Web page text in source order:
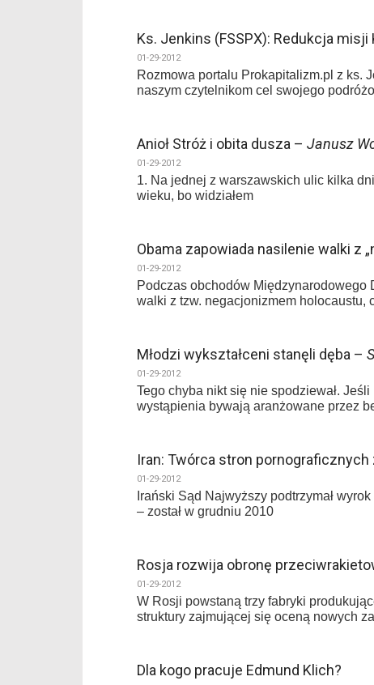
Ks. Jenkins (FSSPX): Redukcja
01-29-2012
Rozmowa portalu Prokapitalizm.pl z ks.
naszym czytelnikom cel swojego
Anioł Stróż i obita dusza – Janusz
01-29-2012
1. Na jednej z warszawskich ulic kilka
wieku, bo widziałem
Obama zapowiada nasilenie walki z
01-29-2012
Podczas obchodów Międzynarodowego
walki z tzw. negacjonizmem holocaustu,
Młodzi wykształceni stanęli dęba –
01-29-2012
Tego chyba nikt się nie spodziewał.
wystąpienia bywają aranżowane przez
Iran: Twórca stron
01-29-2012
Irański Sąd Najwyższy podtrzymał
– został w grudniu 2010
Rosja rozwija obronę
01-29-2012
W Rosji powstaną trzy fabryki
struktury zajmującej się oceną nowych
Dla kogo pracuje Edmund Klich?